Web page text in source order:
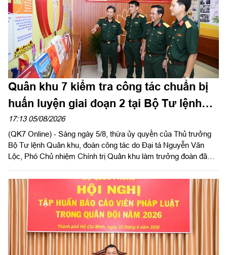
Quân khu 7 kiểm tra công tác chuẩn bị
huấn luyện giai đoạn 2 tại Bộ Tư lệnh
Thành phố Hồ Chí Minh
17:13 05/08/2026
(QK7 Online) - Sáng ngày 5/8, thừa ủy quyền của Thủ trưởng
Bộ Tư lệnh Quân khu, đoàn công tác do Đại tá Nguyễn Văn
Lộc, Phó Chủ nhiệm Chính trị Quân khu làm trưởng đoàn đã
năm 2026 tại Trung đoàn Minh Đạm và Ban Chỉ huy Quân sự
(CHQS) phường Tam Long (Bộ Tư lệnh TP Hồ Chí Minh).